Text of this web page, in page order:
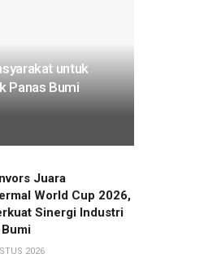
untuk
Panas Bumi
Juara
World Cup 2026,
Sinergi Industri
2026